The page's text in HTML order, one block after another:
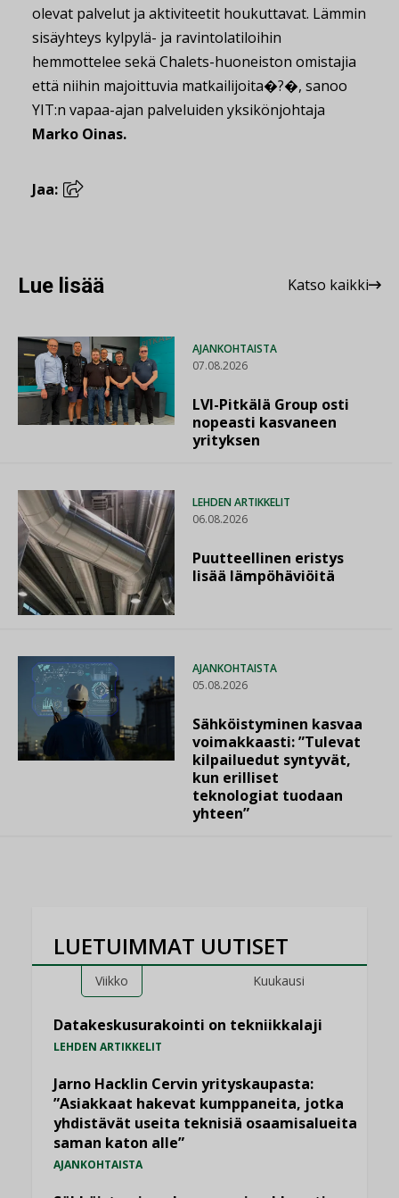
olevat palvelut ja aktiviteetit houkuttavat. Lämmin
sisäyhteys kylpylä- ja ravintolatiloihin
hemmottelee sekä Chalets-huoneiston omistajia
että niihin majoittuvia matkailijoita�?�, sanoo
YIT:n vapaa-ajan palveluiden yksikönjohtaja
Marko Oinas.
Jaa:
Lue lisää Katso kaikki
AJANKOHTAISTA
07.08.2026
LVI-Pitkälä Group osti
nopeasti kasvaneen
yrityksen
LEHDEN ARTIKKELIT
06.08.2026
Puutteellinen eristys
lisää lämpöhäviöitä
AJANKOHTAISTA
05.08.2026
Sähköistyminen kasvaa
voimakkaasti: ”Tulevat
kilpailuedut syntyvät,
kun erilliset
teknologiat tuodaan
yhteen”
LUETUIMMAT UUTISET
Viikko Kuukausi
Datakeskusurakointi on tekniikkalaji
LEHDEN ARTIKKELIT
Jarno Hacklin Cervin yrityskaupasta:
”Asiakkaat hakevat kumppaneita, jotka
yhdistävät useita teknisiä osaamisalueita
saman katon alle”
AJANKOHTAISTA